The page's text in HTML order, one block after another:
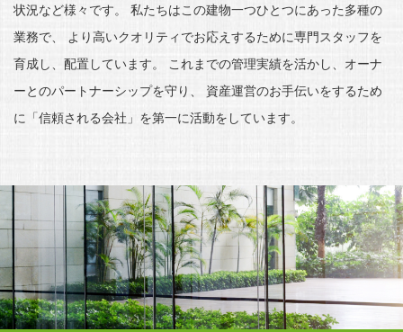
状況など様々です。
私たちはこの建物一つひとつにあった多種の
業務で、
より高いクオリティでお応えするために専門スタッフを
育成し、配置しています。
これまでの管理実績を活かし、オーナ
ーとのパートナーシップを守り、
資産運営のお手伝いをするため
に「信頼される会社」を第一に活動をしています。